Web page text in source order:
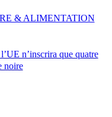
n’inscrira que quatre
noire
& ALIMENTATION